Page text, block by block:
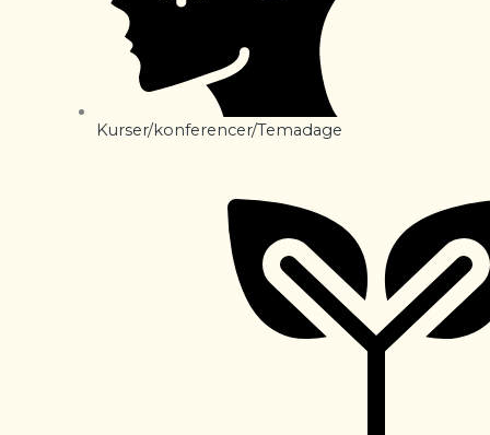
Kurser/konferencer/Temadage